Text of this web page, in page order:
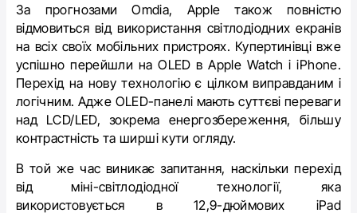
За прогнозамиOmdia, Apple також повністю
відмовиться від використання світлодіодних екранів
на всіх своїх мобільних пристроях. Купертинівці вже
успішно перейшли на OLED в Apple Watch і iPhone.
Перехід на нову технологію є цілком виправданим і
логічним. Адже OLED-панелі мають суттєві переваги
над LCD/LED, зокрема енергозбереження, більшу
контрастність та ширші кути огляду.
В той же час виникає запитання, наскільки перехід
від міні-світлодіодної технології, яка
використовується в 12,9-дюймових iPad